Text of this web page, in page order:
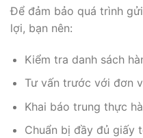
Để đảm bảo quá trình
lợi, bạn nên:
Kiểm tra danh sách
Tư vấn trước với đơn
Khai báo trung thực
Chuẩn bị đầy đủ giấy